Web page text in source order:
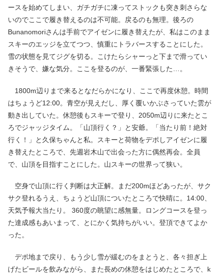
ースを始めてしまい、ガチガチに凍ってストックも突き刺さらな
いのでここで履き替えるのは不可能。戻るのも無理。後ろの
Bunanomoriさんは手前でアイゼンに履き替えたが、私はこのまま
スキーのエッジを立てつつ、慎重にトラバースすることにした。
雪の状態を見てジグを切る。こけたらシャーっと下まで滑ってい
きそうで、嫌な気分。ここを登るのが、一番緊張した…。
1800m辺りまで来るとなだらかになり、ここで再度休憩。時間
はちょうど12:00。青空が見えだし、厚く覆いかぶさっていた雲が
動き出していた。休憩後もスキーで登り、2050m辺りに来たとこ
ろでジャッジタイム。「山頂行く？」と安爺。「当たり前！絶対
行く！」と久保ちゃんと私。スキーと荷物をデポしアイゼンに履
き替えたところで、先週岩木山で出会った方に偶然再会。全員
で、山頂を目指すことにした。山スキーの世界って狭い。
空身で山頂に行く判断は大正解。まだ200mほどあったが、サク
サク登れるうえ、ちょうど山頂についたところで快晴に。14:00、
天気予報大当たり。 360度の眺望に感無量。ロングコースを登っ
た達成感もあいまって、とにかく気持ちがいい。登頂できてよか
った。
デポ地まで戻り、もう少し雪が緩むのをまとうと、各々担ぎ上
げたビールを飲みながら、また長めの休憩をはじめたところで、k